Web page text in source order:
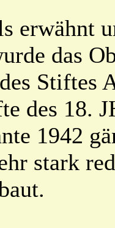
erwähnt
das
Stiftes
des 18.
1942
stark